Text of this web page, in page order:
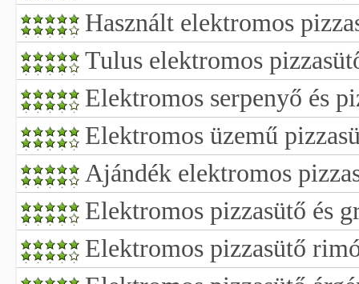
Használt elektromos
Tulus elektromos
Elektromos serpenyő és
Elektromos üzemű
Ajándék elektromos
Elektromos pizzasütő és
Elektromos pizzasütő